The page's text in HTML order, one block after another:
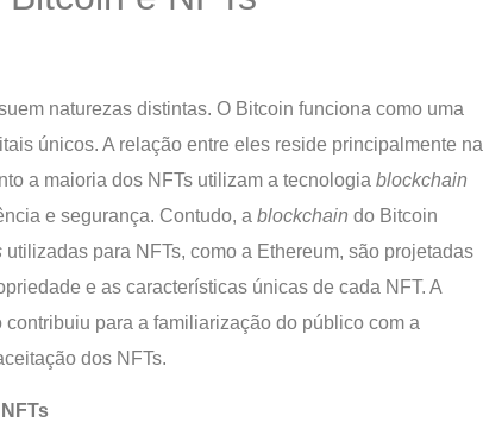
naturezas distintas. O Bitcoin funciona como uma
únicos. A relação entre eles reside principalmente na
a maioria dos NFTs utilizam a tecnologia blockchain
e segurança. Contudo, a blockchain do Bitcoin
utilizadas para NFTs, como a Ethereum, são projetadas
e as características únicas de cada NFT. A
para a familiarização do público com a
dos NFTs.